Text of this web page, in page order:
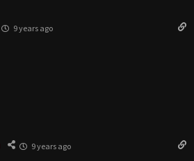
9 years ago
9 years ago